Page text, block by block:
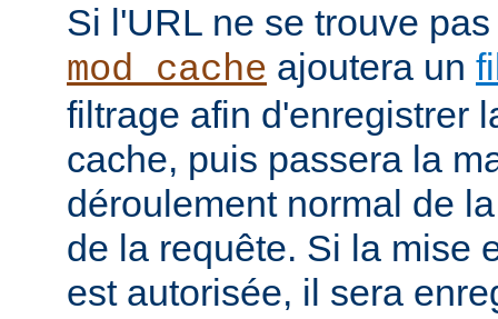
Si l'URL ne se trouve
mod_cache ajoutera un
filtrage afin d'enregistrer
cache, puis passera la
déroulement normal de
de la requête. Si la mise
est autorisée, il sera